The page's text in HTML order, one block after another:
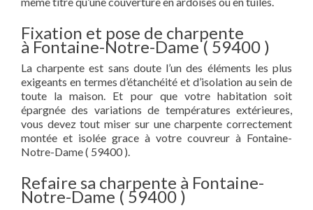
Fixation et pose de charpente
à Fontaine-Notre-Dame ( 59400 )
La charpente est sans doute l’un des éléments les plus
exigeants en termes d’étanchéité et d’isolation au sein de
toute la maison. Et pour que votre habitation soit
épargnée des variations de températures extérieures,
vous devez tout miser sur une charpente correctement
montée et isolée grace à votre couvreur à Fontaine-
Notre-Dame ( 59400 ).
Refaire sa charpente à Fontaine-
Notre-Dame ( 59400 )